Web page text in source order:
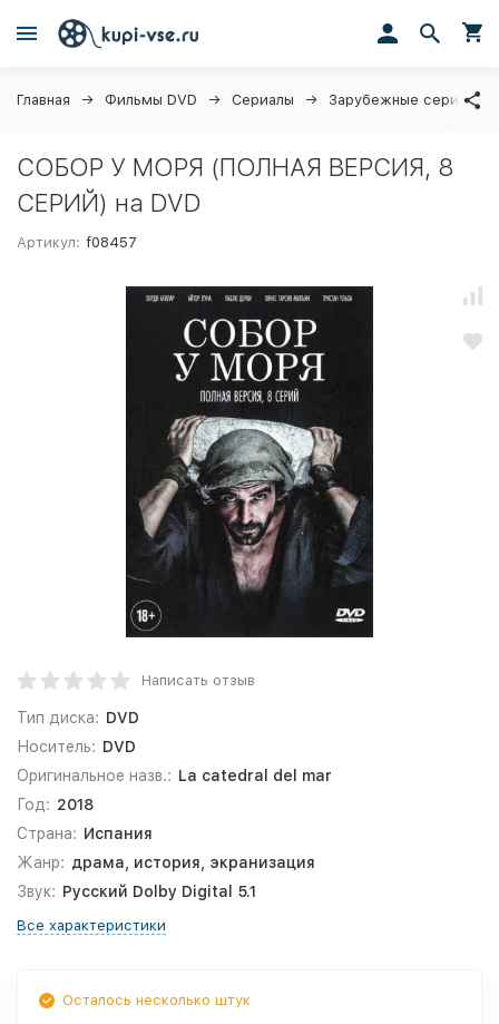
Главная Фильмы DVD Сериалы Зарубежные сериалы
СОБОР У МОРЯ (ПОЛНАЯ ВЕРСИЯ, 8
СЕРИЙ) на DVD
Артикул: f08457
Написать отзыв
Тип диска: DVD
Носитель: DVD
Оригинальное назв.: La catedral del mar
Год: 2018
Страна: Испания
Жанр: драма, история, экранизация
Звук: Русский Dolby Digital 5.1
Все характеристики
Осталось несколько штук